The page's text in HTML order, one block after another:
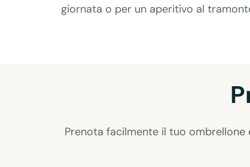
giornata o per un aperitivo al
Prenota facilmente il tuo